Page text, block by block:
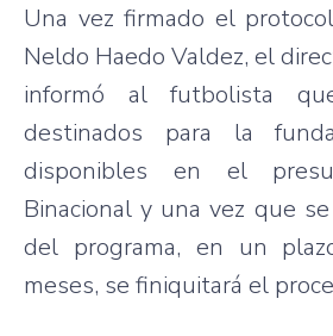
Una vez firmado el
Neldo Haedo Valdez, el
informó al futbolista
destinados para la
disponibles en el
Binacional y una vez que
del programa, en un
meses, se finiquitará el